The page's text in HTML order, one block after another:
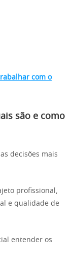
com o
são e como
decisões mais
profissional,
e qualidade de
entender os